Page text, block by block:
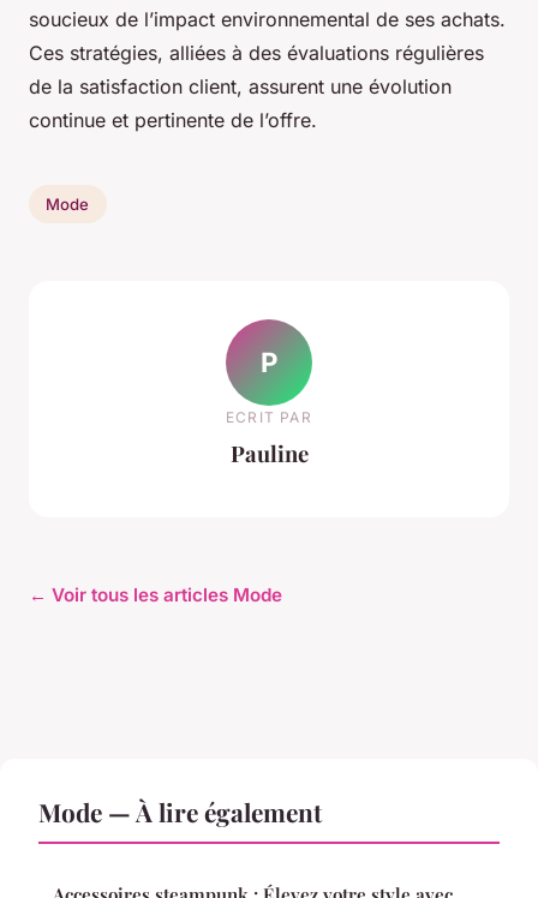
soucieux de l’impact environnemental de ses achats.
Ces stratégies, alliées à des évaluations régulières
de la satisfaction client, assurent une évolution
continue et pertinente de l’offre.
Mode
P
ECRIT PAR
Pauline
← Voir tous les articles Mode
Mode — À lire également